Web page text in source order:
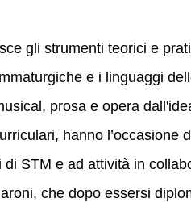
gli strumenti teorici e
e i linguaggi
prosa e opera
hanno l’occasione
di STM e ad attività in
che dopo essersi